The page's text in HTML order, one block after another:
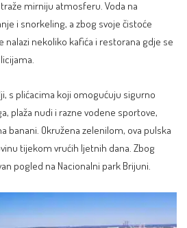
mirniju atmosferu. Voda na
i snorkeling, a zbog svoje čistoće
nalazi nekoliko kafića i restorana gdje se
s plićacima koji omogućuju sigurno
plaža nudi i razne vodene sportove,
banani. Okružena zelenilom, ova pulska
tijekom vrućih ljetnih dana. Zbog
pogled na Nacionalni park Brijuni.